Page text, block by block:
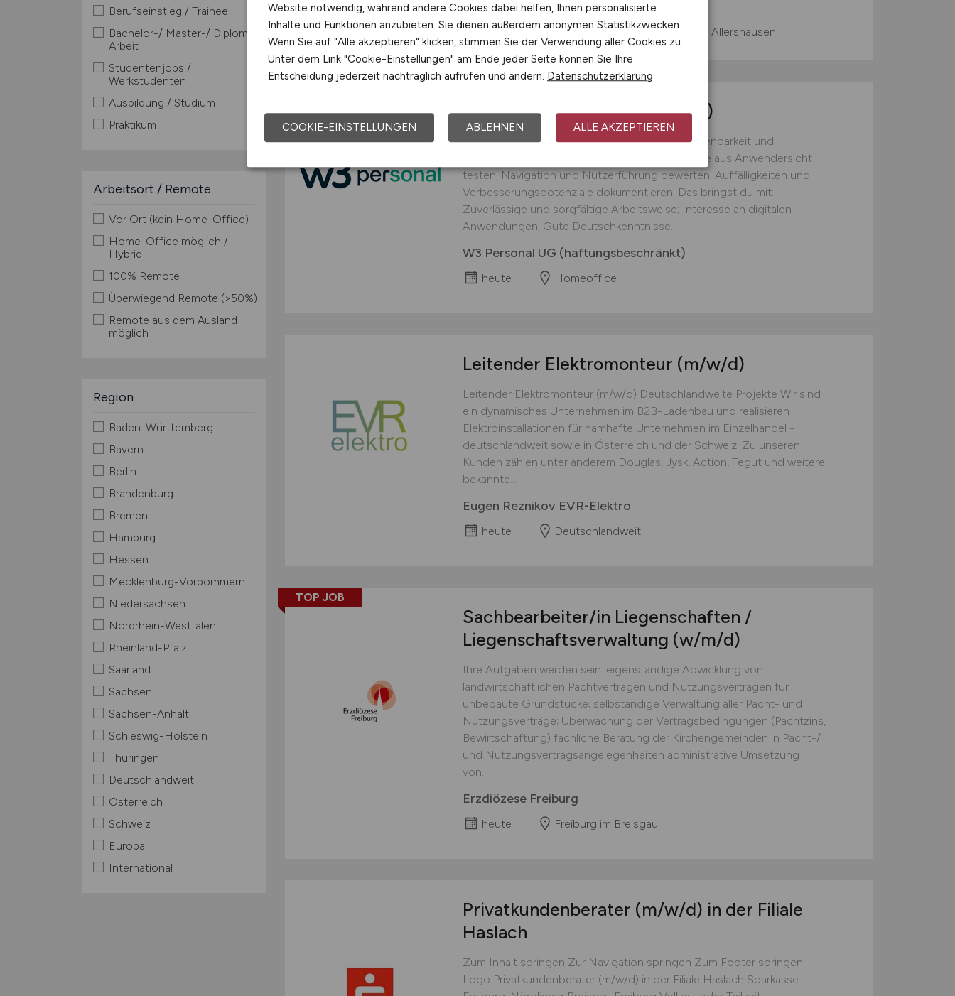
Berufseinstieg / Trainee
Bachelor-/ Master-/ Diplom-
Arbeit
Studentenjobs /
Werkstudenten
Ausbildung / Studium
Praktikum
Arbeitsort / Remote
Vor Ort (kein Home-Office)
Home-Office möglich /
Hybrid
100% Remote
Überwiegend Remote (>50%)
Remote aus dem Ausland
möglich
Region
Baden-Württemberg
Bayern
Berlin
Brandenburg
Bremen
Hamburg
Hessen
Mecklenburg-Vorpommern
Niedersachsen
Nordrhein-Westfalen
Rheinland-Pfalz
Saarland
Sachsen
Sachsen-Anhalt
Schleswig-Holstein
Thüringen
Deutschlandweit
Österreich
Schweiz
Europa
International
heute
Außendienst deutschlandweit, Home Office, Allershausen
Homeoffice UI-Tester(m/w/d)
Deine Aufgaben: Benutzeroberflächen auf Bedienbarkeit und
Übersichtlichkeit prüfen; Funktionen und Abläufe aus Anwendersicht
testen; Navigation und Nutzerführung bewerten; Auffälligkeiten und
Verbesserungspotenziale dokumentieren. Das bringst du mit:
Zuverlässige und sorgfältige Arbeitsweise; Interesse an digitalen
Anwendungen; Gute Deutschkenntnisse...
W3 Personal UG (haftungsbeschränkt)
heute Homeoffice
Leitender Elektromonteur (m/w/d)
Leitender Elektromonteur (m/w/d) Deutschlandweite Projekte Wir sind
ein dynamisches Unternehmen im B2B-Ladenbau und realisieren
Elektroinstallationen für namhafte Unternehmen im Einzelhandel -
deutschlandweit sowie in Österreich und der Schweiz. Zu unseren
Kunden zählen unter anderem Douglas, Jysk, Action, Tegut und weitere
bekannte...
Eugen Reznikov EVR-Elektro
heute Deutschlandweit
TOP JOB
Sachbearbeiter/in Liegenschaften /
Liegenschaftsverwaltung (w/m/d)
Ihre Aufgaben werden sein: eigenständige Abwicklung von
landwirtschaftlichen Pachtverträgen und Nutzungsverträgen für
unbebaute Grundstücke; selbständige Verwaltung aller Pacht- und
Nutzungsverträge; Überwachung der Vertragsbedingungen (Pachtzins,
Bewirtschaftung) fachliche Beratung der Kirchengemeinden in Pacht-/
und Nutzungsvertragsangelegenheiten administrative Umsetzung
von...
Erzdiözese Freiburg
heute Freiburg im Breisgau
Privatkundenberater (m/w/d) in der Filiale
Haslach
Zum Inhalt springen Zur Navigation springen Zum Footer springen
Logo Privatkundenberater (m/w/d) in der Filiale Haslach Sparkasse
Website notwendig, während andere Cookies dabei helfen, Ihnen personalisierte
Inhalte und Funktionen anzubieten. Sie dienen außerdem anonymen Statistikzwecken.
Wenn Sie auf "Alle akzeptieren" klicken, stimmen Sie der Verwendung aller Cookies zu.
Unter dem Link "Cookie-Einstellungen" am Ende jeder Seite können Sie Ihre
Entscheidung jederzeit nachträglich aufrufen und ändern. Datenschutzerklärung
COOKIE-EINSTELLUNGEN ABLEHNEN ALLE AKZEPTIEREN